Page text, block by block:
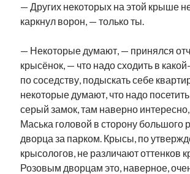
— Других некоторых на этой крыше
каркнул ворон, — только ты.
— Некоторые думают, — принялся
крысёнок, — что надо сходить в
по соседству, подыскать себе
некоторые думают, что надо
серый замок, там наверно
Маська головой в сторону большого
дворца за парком. Крысы, по
крысологов, не различают оттенков
Розовым дворцам это, наверное,